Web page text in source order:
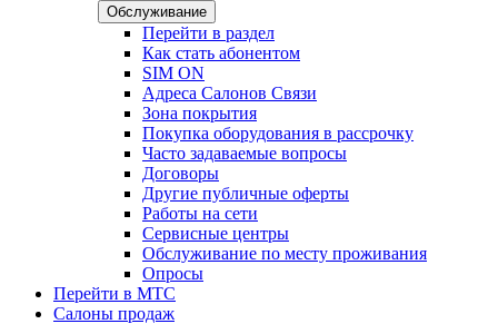
Обслуживание
Перейти в раздел
Как стать абонентом
SIM ON
Адреса Салонов Связи
Зона покрытия
Покупка оборудования в рассрочку
Часто задаваемые вопросы
Договоры
Другие публичные оферты
Работы на сети
Сервисные центры
Обслуживание по месту проживания
Опросы
Перейти в МТС
Салоны продаж